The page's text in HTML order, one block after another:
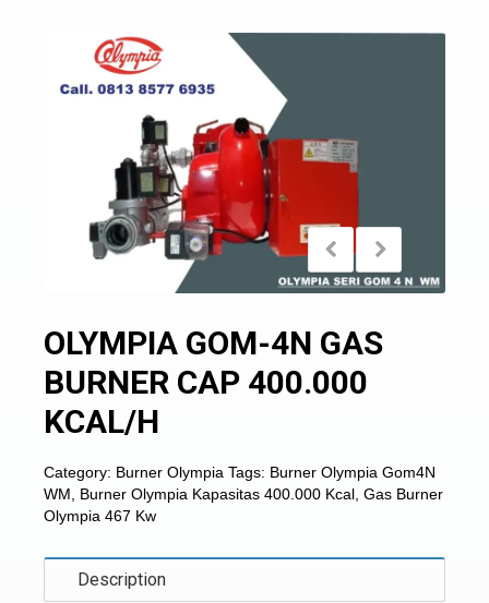
OLYMPIA GOM-4N GAS
BURNER CAP 400.000
KCAL/H
Category: Burner Olympia Tags: Burner Olympia Gom4N
WM
Burner Olympia Kapasitas 400.000 Kcal Gas Burner
Olympia 467 Kw
Description